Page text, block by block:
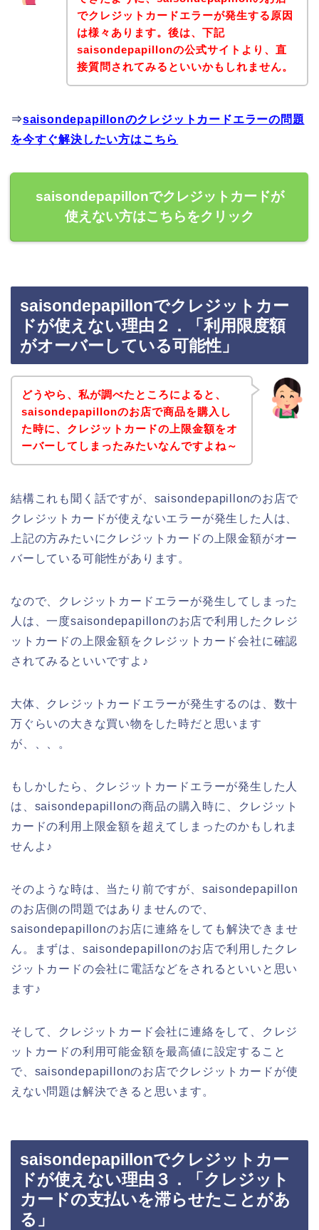
でクレジットカードエラーが発生する原因
は様々あります。後は、下記
saisondepapillonの公式サイトより、直
接質問されてみるといいかもしれません。
⇒saisondepapillonのクレジットカードエラーの問題
を今すぐ解決したい方はこちら
saisondepapillonでクレジットカードが
使えない方はこちらをクリック
saisondepapillonでクレジットカー
ドが使えない理由２．「利用限度額
がオーバーしている可能性」
どうやら、私が調べたところによると、
saisondepapillonのお店で商品を購入し
た時に、クレジットカードの上限金額をオ
ーバーしてしまったみたいなんですよね～
結構これも聞く話ですが、saisondepapillonのお店で
クレジットカードが使えないエラーが発生した人は、
上記の方みたいにクレジットカードの上限金額がオー
バーしている可能性があります。
なので、クレジットカードエラーが発生してしまった
人は、一度saisondepapillonのお店で利用したクレジ
ットカードの上限金額をクレジットカード会社に確認
されてみるといいですよ♪
大体、クレジットカードエラーが発生するのは、数十
万ぐらいの大きな買い物をした時だと思います
が、、、。
もしかしたら、クレジットカードエラーが発生した人
は、saisondepapillonの商品の購入時に、クレジット
カードの利用上限金額を超えてしまったのかもしれま
せんよ♪
そのような時は、当たり前ですが、saisondepapillon
のお店側の問題ではありませんので、
saisondepapillonのお店に連絡をしても解決できませ
ん。まずは、saisondepapillonのお店で利用したクレ
ジットカードの会社に電話などをされるといいと思い
ます♪
そして、クレジットカード会社に連絡をして、クレジ
ットカードの利用可能金額を最高値に設定すること
で、saisondepapillonのお店でクレジットカードが使
えない問題は解決できると思います。
saisondepapillonでクレジットカー
ドが使えない理由３．「クレジット
カードの支払いを滞らせたことがあ
る」